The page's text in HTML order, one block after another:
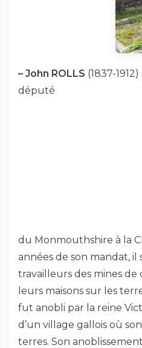
– John ROLLS (1837-
député
du Monmouthshire à la
années de son mandat,
travailleurs des mines
leurs maisons sur les
fut anobli par la reine
d’un village gallois où
terres. Son